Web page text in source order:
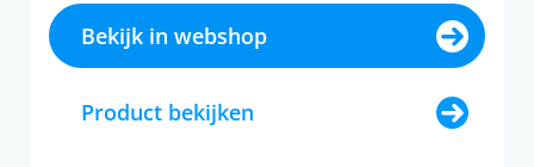
Bekijk in webshop
Product bekijken